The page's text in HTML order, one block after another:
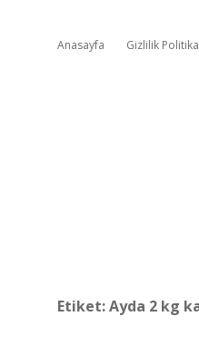
Anasayfa Gizlilik
Etiket:Ayda 2 kg